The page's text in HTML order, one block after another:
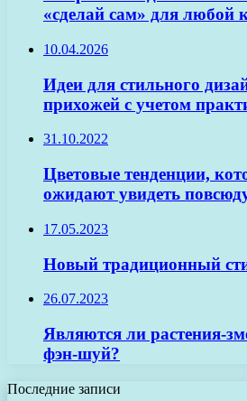
«сделай сам» для любой
10.04.2026
Идеи для стильного
прихожей с учетом
31.10.2022
Цветовые тенденции,
ожидают увидеть
17.05.2023
Новый традиционный
26.07.2023
Являются ли растения-
фэн-шуй?
Последние записи